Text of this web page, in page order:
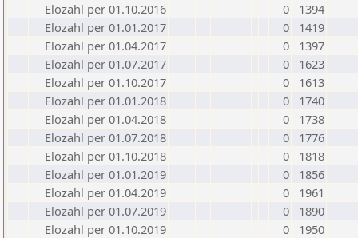
Elozahl per 01.10.2016
0
1394
Elozahl per 01.01.2017
0
1419
Elozahl per 01.04.2017
0
1397
Elozahl per 01.07.2017
0
1623
Elozahl per 01.10.2017
0
1613
Elozahl per 01.01.2018
0
1740
Elozahl per 01.04.2018
0
1738
Elozahl per 01.07.2018
0
1776
Elozahl per 01.10.2018
0
1818
Elozahl per 01.01.2019
0
1856
Elozahl per 01.04.2019
0
1961
Elozahl per 01.07.2019
0
1890
Elozahl per 01.10.2019
0
1950